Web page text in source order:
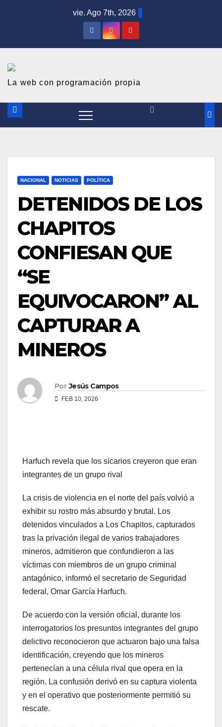
c
vie. Ago 7th, 2026
La web con programación propia
NACIONAL NOTICIAS POLÍTICA
DETENIDOS DE LOS
CHAPITOS
CONFIESAN QUE
“SE
EQUIVOCARON” AL
CAPTURAR A
MINEROS
Por Jesús Campos
FEB 10, 2026
Harfuch revela que los sicarios creyeron que eran
integrantes de un grupo rival
La crisis de violencia en el norte del país volvió a
exhibir su rostro más absurdo y brutal. Los
detenidos vinculados a Los Chapitos, capturados
tras la privación ilegal de varios trabajadores
mineros, admitieron que confundieron a las
víctimas con miembros de un grupo criminal
antagónico, informó el secretario de Seguridad
federal, Omar García Harfuch.
De acuerdo con la versión oficial, durante los
interrogatorios los presuntos integrantes del grupo
delictivo reconocieron que actuaron bajo una falsa
identificación, creyendo que los mineros
pertenecían a una célula rival que opera en la
región. La confusión derivó en su captura violenta
y en el operativo que posteriormente permitió su
rescate.